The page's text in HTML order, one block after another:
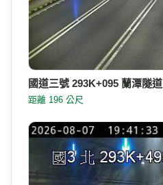
國道三號 293K+095 蘭潭隧道
距離 196 公尺